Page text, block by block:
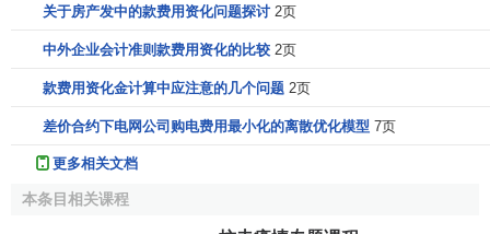
参考文献
1.0 1.1
的管理会计——案例研究.清华大学出版社.ISBN
7302118795
相关条目
关于房产发中的款费用资化问题探讨 2页
中外企业会计准则款费用资化的比较 2页
款费用资化金计算中应注意的几个问题 2页
差价合约下电网公司购电费用最小化的离散优化模型 7页
更多相关文档
本条目相关课程